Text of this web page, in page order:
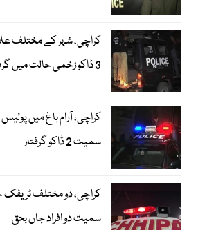
کراچی، شہر کے مختلف
3 ڈاکو زخمی حالت میں گرفتار
کراچی، آرام باغ میں
سمیت 2 ڈاکو گرفتار
کراچی، دو مختلف ٹریفک
سمیت دو افراد جاں بحق